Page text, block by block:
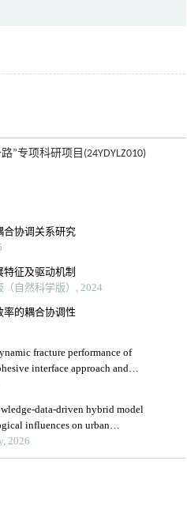
”专项科研项目(24YDYLZ010)